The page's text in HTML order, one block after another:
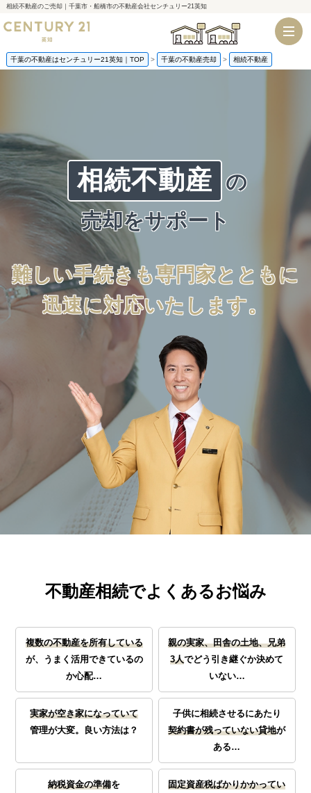
相続不動産のご売却｜千葉市・船橋市の不動産会社センチュリー21英知
千葉店 船橋店
千葉の不動産はセンチュリー21英知｜TOP 千葉の不動産売却 相続不動産
相続不動産 の
売却をサポート
難しい手続きも専門家とともに
迅速に対応いたします。
不動産相続でよくあるお悩み
複数の不動産を所有している
が、
うまく活用できているの
か心配…
親の実家、田舎の土地、兄弟
3人でどう引き継ぐか決めて
いない…
実家が空き家になっていて
管理が大変。良い方法は？
子供に相続させるにあたり
契約書が残っていない貸地が
ある…
納税資金の準備を
固定資産税ばかりかかってい